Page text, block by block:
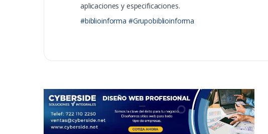
aplicaciones y especificaciones.
#biblioinforma #Grupobiblioinforma